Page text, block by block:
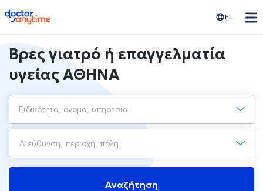
doctoranytime EL
Βρες γιατρό ή επαγγελματία
υγείας ΑΘΗΝΑ
Αναζήτηση